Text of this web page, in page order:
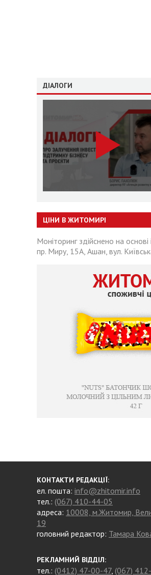
ДІАЛОГИ
ЦІНИ В ЖИТОМИРІ
Моніторинг здійснено на
пр. Миру, 15А, Ашан, вул.
КОНТАКТИ РЕДАКЦІЇ:
ел. пошта: info@zhitomir.info
тел.: (067) 410-44-05
адреса: 10008, м.Житомир,
19
головний редактор: Тамара
РЕКЛАМНИЙ ВІДДІЛ:
тел.: (0412) 47-00-47, (067)